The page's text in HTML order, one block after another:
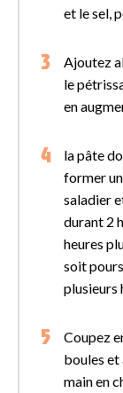
et le sel,
Ajoutez
le
en
la pâte
former
saladier
durant 2
heures
soit
plusieurs
Coupez
boules et
main en